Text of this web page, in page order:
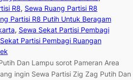
R8, Sewa Ruang Partisi R8
Partisi R8 Putih Untuk Beragam
, Sewa Sekat Partisi Pembagi
Partisi Pembagi Ruangan
Dan Lampu sorot Pameran Area
ingin Sewa Partisi Zig Zag Putih Dan